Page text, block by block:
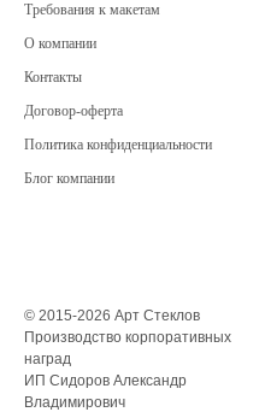
Требования к макетам
О компании
Контакты
Договор-оферта
Политика конфиденциальности
Блог компании
© 2015-2026 Арт Стеклов
Производство корпоративных
наград
ИП Сидоров Александр
Владимирович